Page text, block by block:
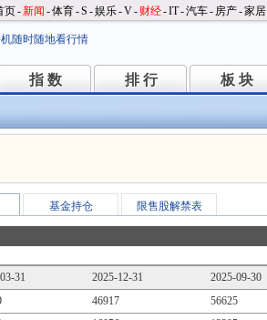
页-新闻 -体育-S -娱乐-V- 财经-IT-汽车- 房产-家居
随时随地看行情
指 数
指 数 排 行
排 行 板 块
板 块
基金持仓 限售股解禁表
31 2025-12-31 2025-09-30
46917 56625